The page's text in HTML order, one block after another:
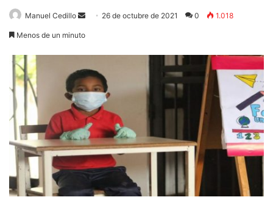
Manuel Cedillo
Send 26 de octubre de 2021 0 1.018
Menos de un minuto